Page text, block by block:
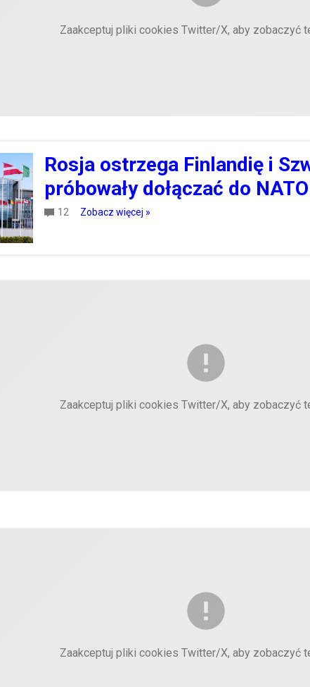
Zaakceptuj pliki cookies Twitter/X, aby zobaczyć
Rosja ostrzega Finlandię i
próbowały dołączać do NATO
12 Zobacz więcej »
Zaakceptuj pliki cookies Twitter/X, aby zobaczyć
Zaakceptuj pliki cookies Twitter/X, aby zobaczyć